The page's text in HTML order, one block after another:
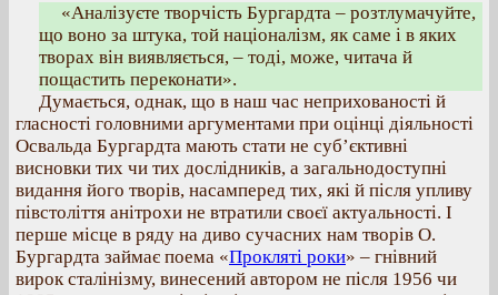
«Аналізуєте творчість Бургардта – розтлумачуйте,
що воно за штука, той націоналізм, як саме і в яких
творах він виявляється, – тоді, може, читача й
пощастить переконати».
Думається, однак, що в наш час неприхованості й
гласності головними аргументами при оцінці діяльності
Освальда Бургардта мають стати не суб’єктивні
висновки тих чи тих дослідників, а загальнодоступні
видання його творів, насамперед тих, які й після упливу
півстоліття анітрохи не втратили своєї актуальності. І
перше місце в ряду на диво сучасних нам творів О.
Бургардта займає поема «Прокляті роки» – гнівний
вирок сталінізму, винесений автором не після 1956 чи